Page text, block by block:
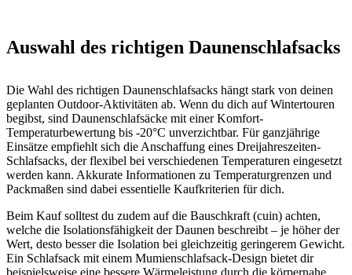
Auswahl des richtigen Daunenschlafsacks
Die Wahl des richtigen Daunenschlafsacks hängt stark von deinen
geplanten Outdoor-Aktivitäten ab. Wenn du dich auf Wintertouren
begibst, sind Daunenschlafsäcke mit einer Komfort-
Temperaturbewertung bis -20°C unverzichtbar. Für ganzjährige
Einsätze empfiehlt sich die Anschaffung eines Dreijahreszeiten-
Schlafsacks, der flexibel bei verschiedenen Temperaturen eingesetzt
werden kann. Akkurate Informationen zu Temperaturgrenzen und
Packmaßen sind dabei essentielle Kaufkriterien für dich.
Beim Kauf solltest du zudem auf die Bauschkraft (cuin) achten,
welche die Isolationsfähigkeit der Daunen beschreibt – je höher der
Wert, desto besser die Isolation bei gleichzeitig geringerem Gewicht.
Ein Schlafsack mit einem Mumienschlafsack-Design bietet dir